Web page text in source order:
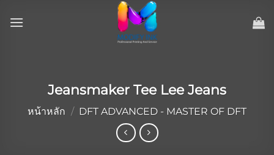
Jeansmaker Tee Lee Jeans
หน้าหลัก / DFT ADVANCED - MASTER OF DFT